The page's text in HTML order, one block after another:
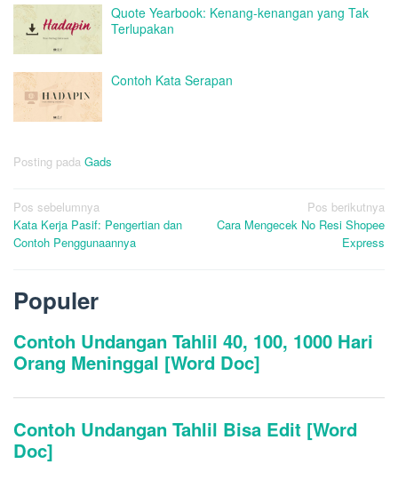
Quote Yearbook: Kenang-kenangan yang Tak
Terlupakan
Contoh Kata Serapan
Posting pada Gads
Navigasi
pos
Pos sebelumnya
Kata Kerja Pasif: Pengertian dan
Contoh Penggunaannya
Pos berikutnya
Cara Mengecek No Resi Shopee
Express
Populer